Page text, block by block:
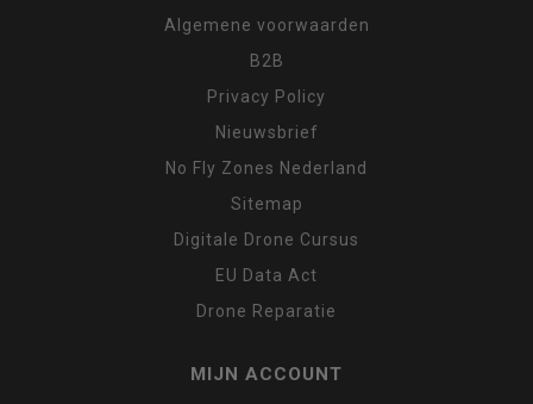
Algemene voorwaarden
B2B
Privacy Policy
Nieuwsbrief
No Fly Zones Nederland
Sitemap
Digitale Drone Cursus
EU Data Act
Drone Reparatie
MIJN ACCOUNT